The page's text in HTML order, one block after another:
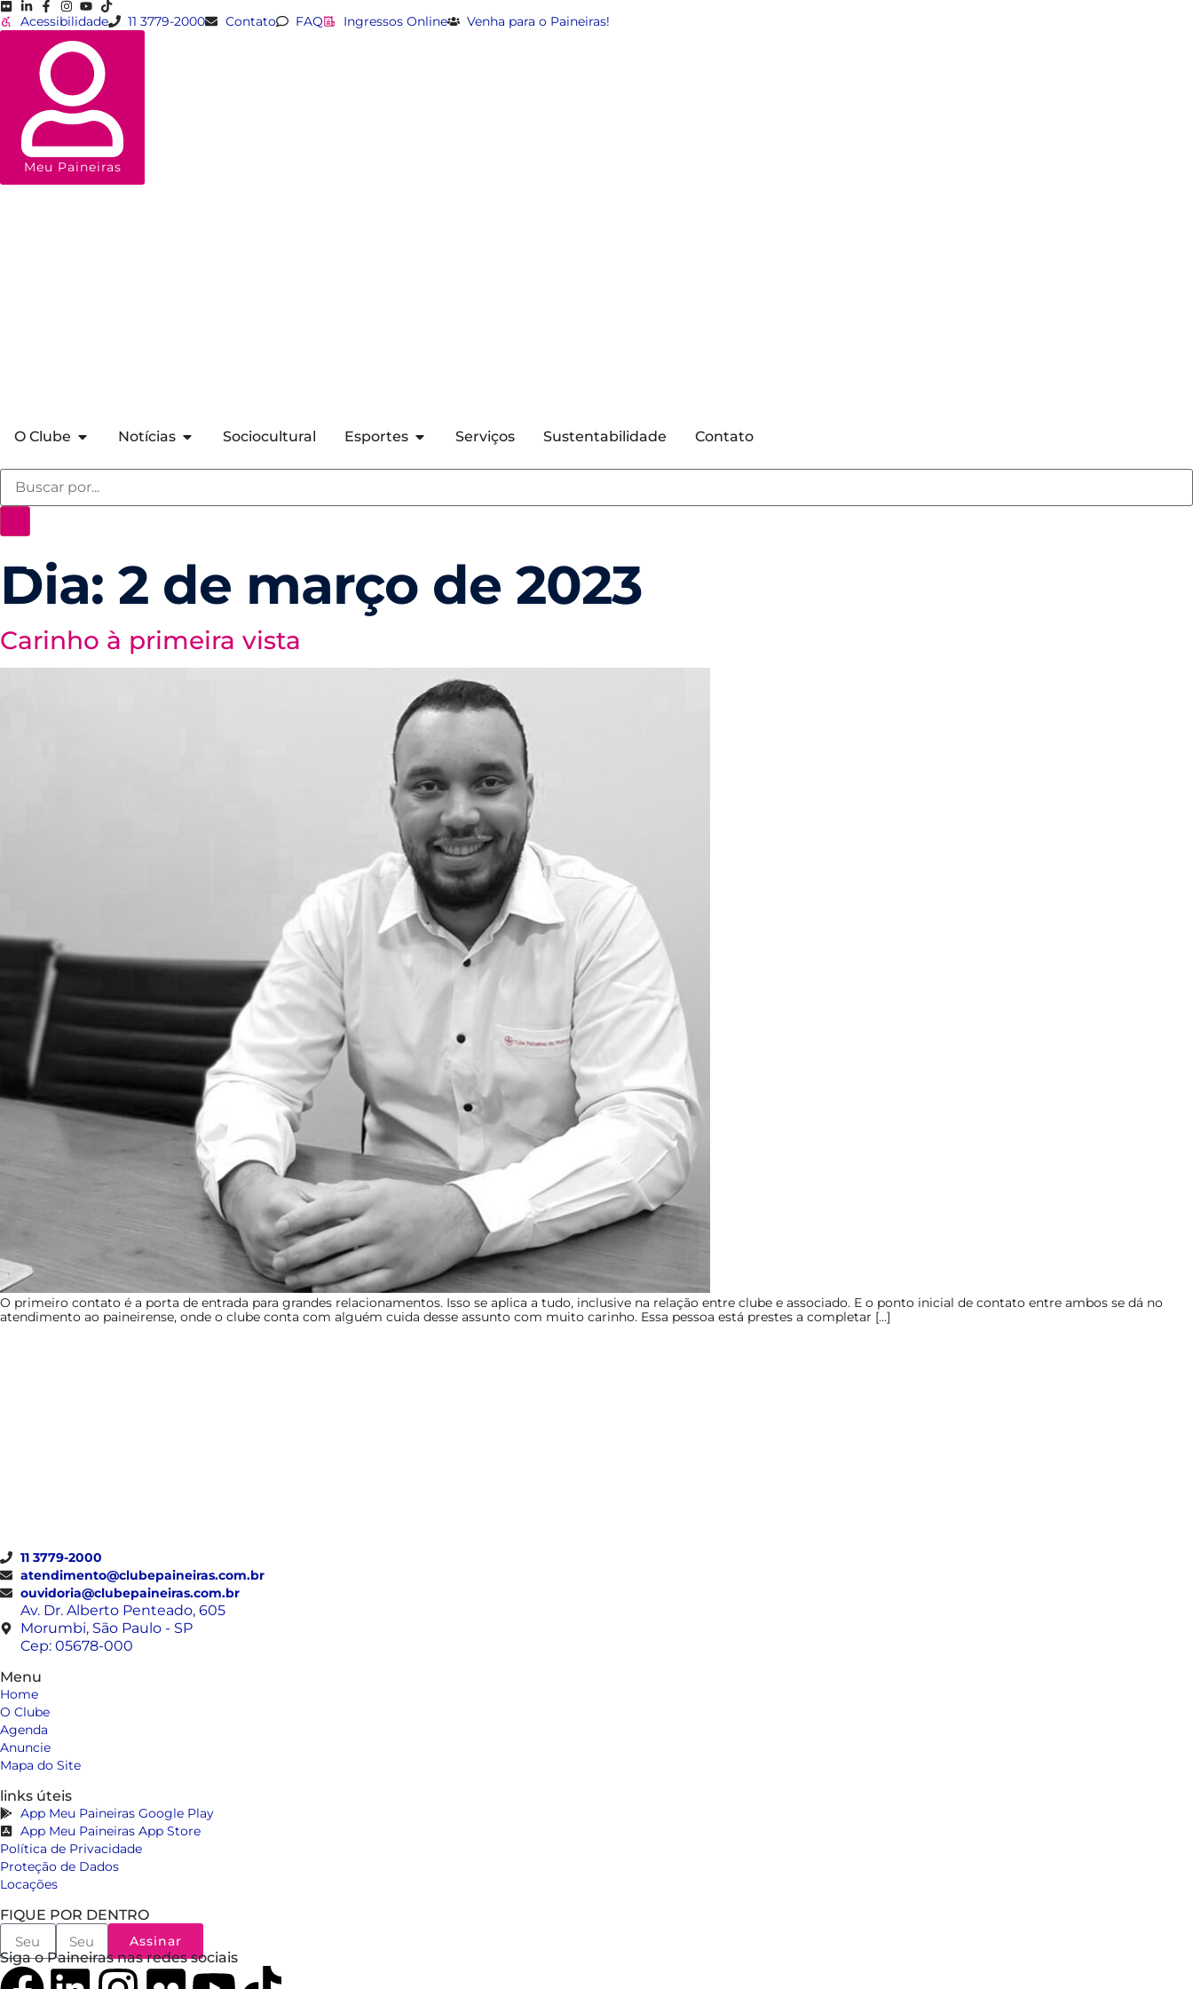
Acessibilidade 11 3779-2000 Contato FAQ Ingressos Online Venha para o Paineiras!
Meu Paineiras
O Clube Notícias Sociocultural Esportes Serviços Sustentabilidade Contato
Dia: 2 de março de 2023
Carinho à primeira vista
O primeiro contato é a porta de entrada para grandes relacionamentos. Isso se aplica a tudo, inclusive na relação entre clube e associado. E o ponto inicial de contato entre ambos se dá no
atendimento ao paineirense, onde o clube conta com alguém cuida desse assunto com muito carinho. Essa pessoa está prestes a completar […]
11 3779-2000
atendimento@clubepaineiras.com.br
ouvidoria@clubepaineiras.com.br
Av. Dr. Alberto Penteado, 605
Morumbi, São Paulo - SP
Cep: 05678-000
Menu
Home
O Clube
Agenda
Anuncie
Mapa do Site
links úteis
App Meu Paineiras Google Play
App Meu Paineiras App Store
Política de Privacidade
Proteção de Dados
Locações
FIQUE POR DENTRO
Assinar
Siga o Paineiras nas redes sociais